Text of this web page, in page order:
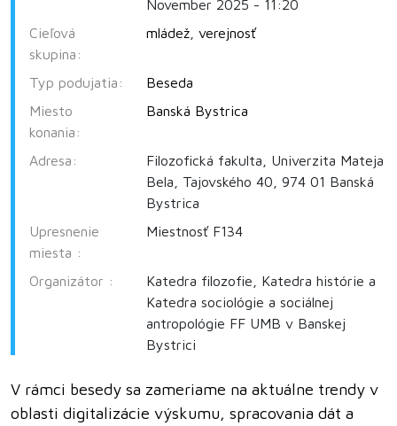
November 2025 - 11:20
Cieľová
skupina:
mládež, verejnosť
Typ podujatia:
Beseda
Miesto
konania:
Banská Bystrica
Adresa:
Filozofická fakulta, Univerzita Mateja
Bela, Tajovského 40, 974 01 Banská
Bystrica
Upresnenie
miesta :
Miestnosť F134
Organizátor :
Katedra filozofie, Katedra histórie a
Katedra sociológie a sociálnej
antropológie FF UMB v Banskej
Bystrici
V rámci besedy sa zameriame na aktuálne trendy v
oblasti digitalizácie výskumu, spracovania dát a